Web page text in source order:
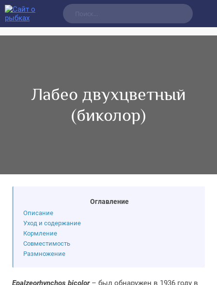
Лабео двухцветный
(биколор)
Оглавление
Описание
Уход и содержание
Кормление
Совместимость
Размножение
Epalzeorhynchos bicolor – был обнаружен в 1936 году в